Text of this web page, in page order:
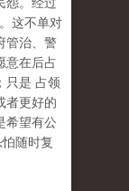
这不单对
管治、警
意在后占
只是 占领
者更好的
希望有公
随时复